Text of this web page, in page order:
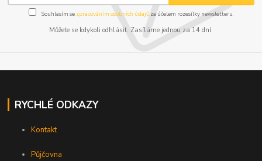
Souhlasím se zpracováním osobních údajůza účelem rozesílky newsletteru.
Můžete se kdykoli odhlásit. Zasíláme jednou za 14 dní.
RYCHLÉ ODKAZY
Kontakt
Půjčovna